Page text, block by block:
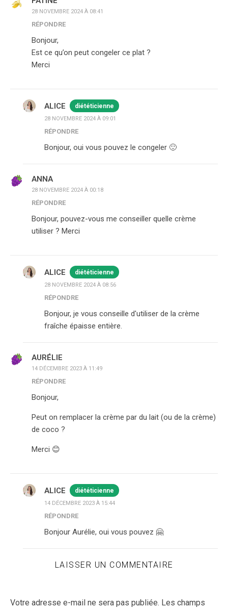
28 NOVEMBRE 2024 À 08:41
RÉPONDRE
Bonjour,
Est ce qu’on peut congeler ce plat ?
Merci
ALICE diététicienne
28 NOVEMBRE 2024 À 09:01
RÉPONDRE
Bonjour, oui vous pouvez le congeler 🙂
ANNA
28 NOVEMBRE 2024 À 00:18
RÉPONDRE
Bonjour, pouvez-vous me conseiller quelle crème
utiliser ? Merci
ALICE diététicienne
28 NOVEMBRE 2024 À 08:56
RÉPONDRE
Bonjour, je vous conseille d'utiliser de la crème
fraîche épaisse entière.
AURÉLIE
14 DÉCEMBRE 2023 À 11:49
RÉPONDRE
Bonjour,
Peut on remplacer la crème par du lait (ou de la crème)
de coco ?
Merci 😊
ALICE diététicienne
14 DÉCEMBRE 2023 À 15:44
RÉPONDRE
Bonjour Aurélie, oui vous pouvez 🤗
LAISSER UN COMMENTAIRE
Votre adresse e-mail ne sera pas publiée. Les champs